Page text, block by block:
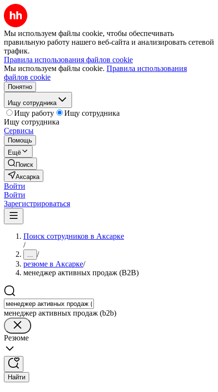
Мы используем файлы cookie, чтобы обеспечивать
правильную работу нашего веб-сайта и анализировать сетевой
трафик.
Правила использования файлов cookie
Мы используем файлы cookie. Правила использования
файлов cookie
Понятно
Ищу сотрудника
Ищу работу
Ищу сотрудника
Ищу сотрудника
Сервисы
Помощь
Ещё
Поиск
Аксарка
Войти
Войти
Зарегистрироваться
Поиск сотрудников в Аксарке
/
... /
резюме в Аксарке/
менеджер активных продаж (B2B)
менеджер активных продаж (b2b)
Резюме
Найти